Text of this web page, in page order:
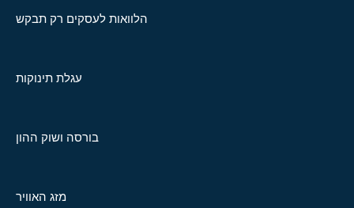
הלוואות לעסקים רק תבקש
עגלת תינוקות
בורסה ושוק ההון
מזג האוויר